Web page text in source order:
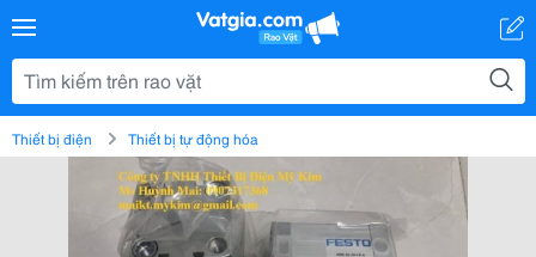
Thiết bị điện Thiết bị tự động hóa